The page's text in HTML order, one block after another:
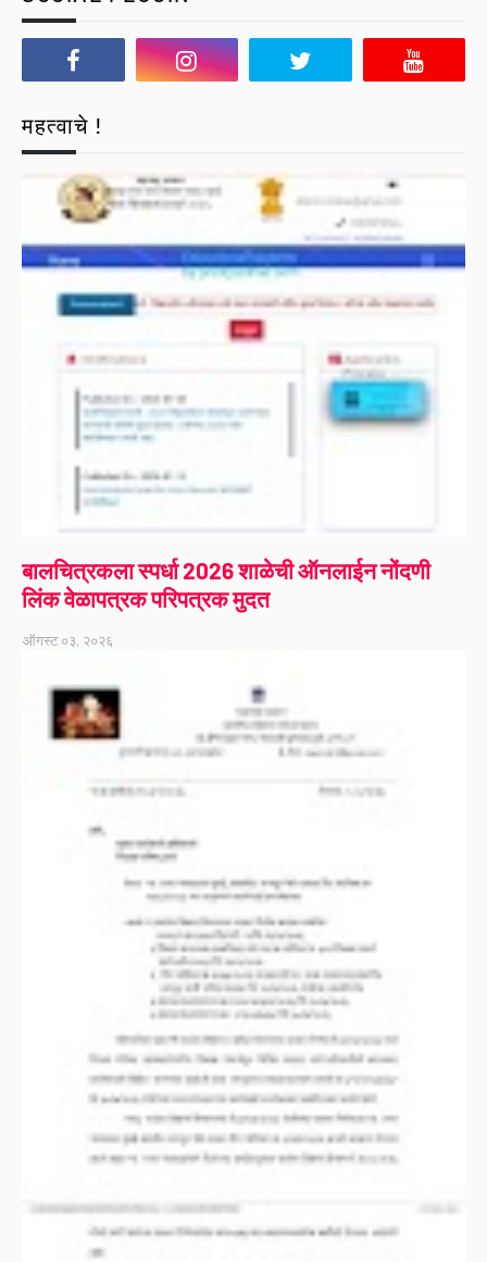
महत्वाचे !
बालचित्रकला स्पर्धा 2026 शाळेची ऑनलाईन नोंदणी
लिंक वेळापत्रक परिपत्रक मुदत
ऑगस्ट ०३, २०२६